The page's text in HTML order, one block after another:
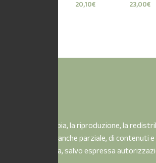
20,10€ 23,00€
È vietata la copia, la riproduzione, la
pubblicazione, anche parziale, di contenuti
qualsiasi forma, salvo espressa